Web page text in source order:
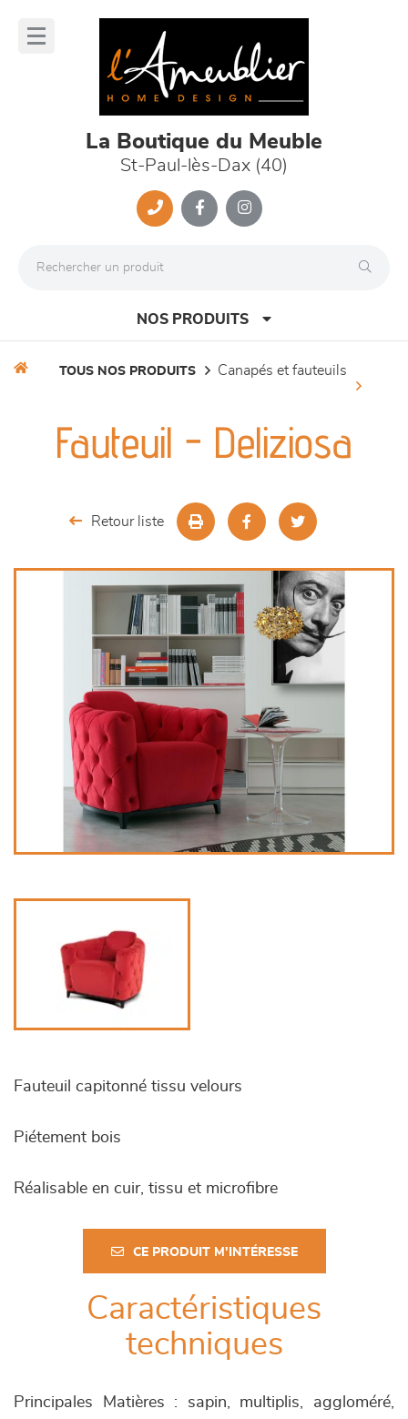
La Boutique du Meuble
St-Paul-lès-Dax (40)
NOS PRODUITS
séjours
meubles de complément
décoration
TOUS NOS PRODUITS canapés et fauteuils
Fauteuil - Deliziosa
Retour liste
Fauteuil capitonné tissu velours
Piétement bois
Réalisable en cuir, tissu et microfibre
CE PRODUIT M'INTÉRESSE
Caractéristiques
techniques
Principales Matières : sapin, multiplis, aggloméré,